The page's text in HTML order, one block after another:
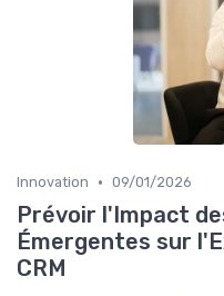
Innovation • 09/01/2026
Prévoir l'Impact
Émergentes sur
CRM